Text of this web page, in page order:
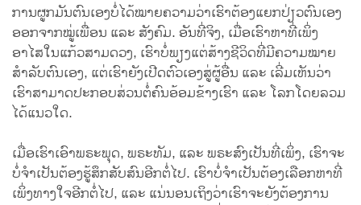
ການຜູກມັນຕົນເອງບໍ່ໄດ້ໝາຍຄວາມວ່າເຮົາຕ້ອງແຍກປ່ຽວຕົນເອງ
ອອກຈາກໝູ່ເພື່ອນ ແລະ ສັງຄົມ. ອັນທີ່ຈິງ, ເມື່ອເຮົາຫາທີ່ເພິ່ງ
ອາໄສໃນແກ້ວສາມດວງ, ເຮົາບໍ່ພຽງແຕ່ສ້າງຊີວິດທີ່ມີຄວາມໝາຍ
ສຳລັບຕົນເອງ, ແຕ່ເຮົາຍັງເປີດຕົວເອງສູ່ຜູ້ອື່ນ ແລະ ເລີ່ມເຫັນວ່າ
ເຮົາສາມາດປະກອບສ່ວນຕໍ່ຄົນອ້ອມຂ້າງເຮົາ ແລະ ໂລກໂດຍລວມ
ໄດ້ແນວໃດ.
ເມື່ອເຮົາເອົາພຣະພຸດ, ພຣະທັມ, ແລະ ພຣະສົງເປັນທີ່ເພິ່ງ, ເຮົາຈະ
ບໍ່ຈຳເປັນຕ້ອງຮູ້ສຶກສັບສົນອີກຕໍ່ໄປ. ເຮົາບໍ່ຈຳເປັນຕ້ອງເລືອກຫາທີ່
ເພິ່ງທາງໃຈອີກຕໍ່ໄປ, ແລະ ແນ່ນອນເຖິງວ່າເຮົາຈະຍັງຕ້ອງການ